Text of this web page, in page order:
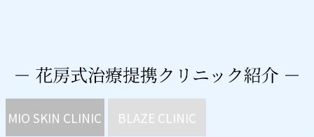
MIO SKIN CLINIC BLAZE CLINIC